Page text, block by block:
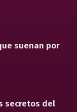
suenan por
secretos del